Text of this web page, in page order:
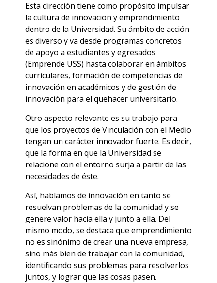
Esta dirección tiene como propósito impulsar
la cultura de innovación y emprendimiento
dentro de la Universidad. Su ámbito de acción
es diverso y va desde programas concretos
de apoyo a estudiantes y egresados
(Emprende USS) hasta colaborar en ámbitos
curriculares, formación de competencias de
innovación en académicos y de gestión de
innovación para el quehacer universitario.
Otro aspecto relevante es su trabajo para
que los proyectos de Vinculación con el Medio
tengan un carácter innovador fuerte. Es decir,
que la forma en que la Universidad se
relacione con el entorno surja a partir de las
necesidades de éste.
Así, hablamos de innovación en tanto se
resuelvan problemas de la comunidad y se
genere valor hacia ella y junto a ella. Del
mismo modo, se destaca que emprendimiento
no es sinónimo de crear una nueva empresa,
sino más bien de trabajar con la comunidad,
identificando sus problemas para resolverlos
juntos, y lograr que las cosas pasen.